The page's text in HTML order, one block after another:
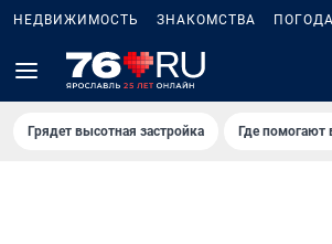
НЕДВИЖИМОСТЬ ЗНАКОМСТВА ПОГОДА
Грядет высотная застройка Где помогают